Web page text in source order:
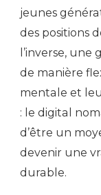
jeunes
des positions
l’inverse,
de manière
mentale et
: le digital
d’être un
devenir une
durable.